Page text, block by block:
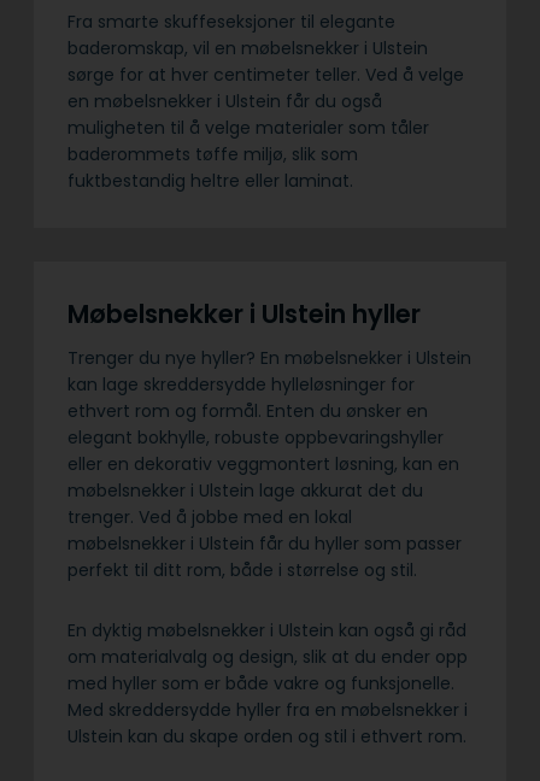
Fra smarte skuffeseksjoner til elegante
baderomskap, vil en møbelsnekker i Ulstein
sørge for at hver centimeter teller. Ved å velge
en møbelsnekker i Ulstein får du også
muligheten til å velge materialer som tåler
baderommets tøffe miljø, slik som
fuktbestandig heltre eller laminat.
Møbelsnekker i Ulstein hyller
Trenger du nye hyller? En møbelsnekker i Ulstein
kan lage skreddersydde hylleløsninger for
ethvert rom og formål. Enten du ønsker en
elegant bokhylle, robuste oppbevaringshyller
eller en dekorativ veggmontert løsning, kan en
møbelsnekker i Ulstein lage akkurat det du
trenger. Ved å jobbe med en lokal
møbelsnekker i Ulstein får du hyller som passer
perfekt til ditt rom, både i størrelse og stil.
En dyktig møbelsnekker i Ulstein kan også gi råd
om materialvalg og design, slik at du ender opp
med hyller som er både vakre og funksjonelle.
Med skreddersydde hyller fra en møbelsnekker i
Ulstein kan du skape orden og stil i ethvert rom.